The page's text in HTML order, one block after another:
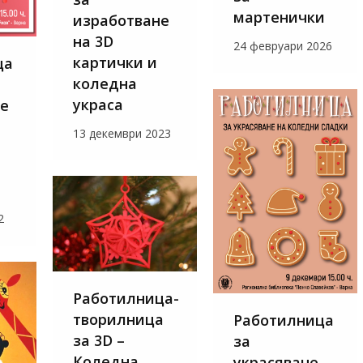
изработване
на 3D
картички и
коледна
украса
13 декември 2023
мартенички
24 февруари 2026
Работилница
за
Работилница-
творилница
за 3D –